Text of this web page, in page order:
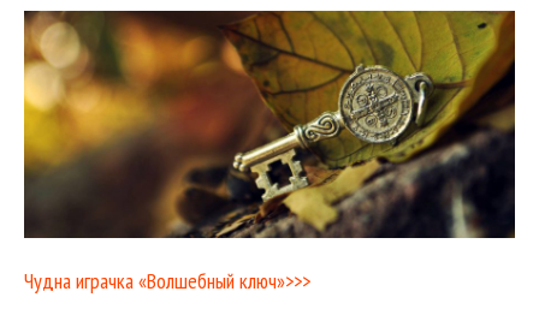
Чудна играчка «Волшебный ключ»>>>